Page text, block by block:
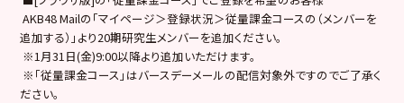
AKB48 Mailの「マイページ＞登録状況＞従量課金コースの（メンバーを
追加する）」より20期研究生メンバーを追加ください。
※1月31日(金)9:00以降より追加いただけます。
※「従量課金コース」はバースデーメールの配信対象外ですのでご了承く
ださい。